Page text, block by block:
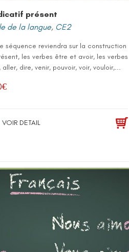
présent
de la langue, CE2
séquence reviendra sur la construction
les verbes être et avoir, les verbes
dire, venir, pouvoir, voir, vouloir,...
€
VOIR DETAIL